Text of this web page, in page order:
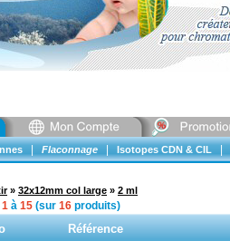
Flaconnage Isotopes CDN & CIL
» 32x12mm col large » 2 ml
1 à 15 (sur 16 produits)
Référence